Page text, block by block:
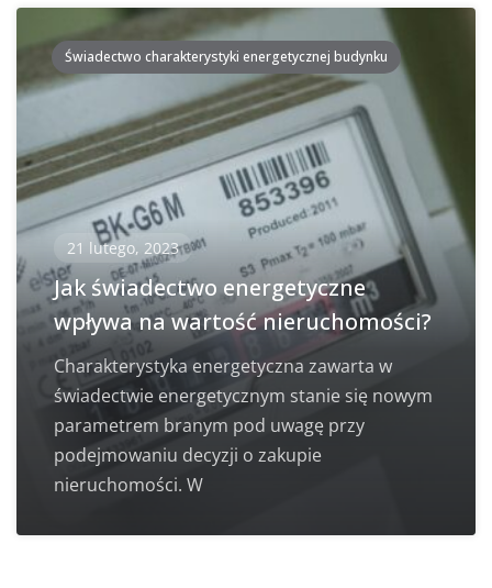
Świadectwo charakterystyki energetycznej budynku
21 lutego, 2023
Jak świadectwo energetyczne
wpływa na wartość nieruchomości?
Charakterystyka energetyczna zawarta w
świadectwie energetycznym stanie się nowym
parametrem branym pod uwagę przy
podejmowaniu decyzji o zakupie
nieruchomości. W